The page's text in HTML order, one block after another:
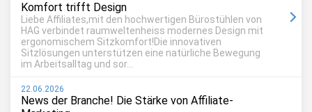
Komfort trifft Design
Liebe Affiliates,mit den hochwertigen Bürostühlen von
HAG verbindet raumweltenheiss modernes Design mit
ergonomischem Sitzkomfort!Die innovativen
Sitzlösungen unterstützen eine natürliche Bewegung
im Arbeitsalltag und sor...
22.06.2026
News der Branche! Die Stärke von Affiliate-